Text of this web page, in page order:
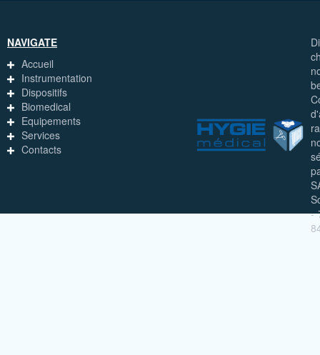
NAVIGATE
Accueil
Instrumentation
Dispositifs
Biomedical
Equipements
Services
Contacts
-